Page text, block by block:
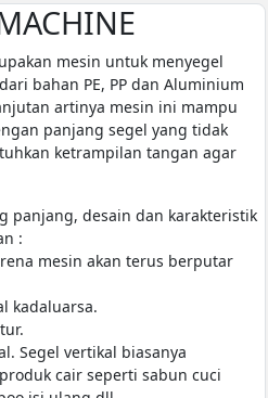
mesin untuk menyegel
bahan PE, PP dan Aluminium
artinya mesin ini mampu
panjang segel yang tidak
ketrampilan tangan agar
panjang, desain dan karakteristik
:
mesin akan terus berputar
kadaluarsa.
Segel vertikal biasanya
cair seperti sabun cuci